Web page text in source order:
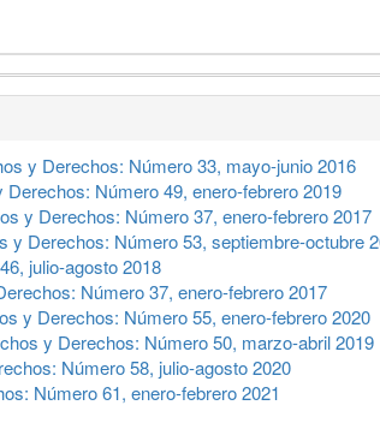
y Derechos: Número 33, mayo-junio 2016
Derechos: Número 49, enero-febrero 2019
y Derechos: Número 37, enero-febrero 2017
y Derechos: Número 53, septiembre-octubre
julio-agosto 2018
Número 37, enero-febrero 2017
y Derechos: Número 55, enero-febrero 2020
y Derechos: Número 50, marzo-abril 2019
Número 58, julio-agosto 2020
Número 61, enero-febrero 2021